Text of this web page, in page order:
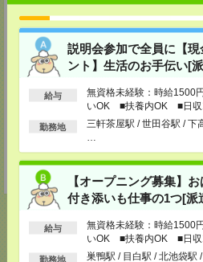
説明会参加で全員に【
ント】生活のお手伝い[
給与
無資格未経験：時給
いOK ■扶養内OK ■日収
以上
勤務地
三軒茶屋駅 / 世田谷駅 / 下
【オープニング募集】
付き添いも仕事の1つ[派
給与
無資格未経験：時給
いOK ■扶養内OK ■日収
以上
勤務地 巣鴨駅 / 目白駅 / 北池袋駅 /
宇都宮支社
〒320-0811 栃木県宇都宮市大通り1-2-
TEL：0120-921-871
MAIL： worker@nissonet.co.jp
担当：採用担当者
受付可能日時：9:30-19:00 ※電話受付時
高崎支社
埼玉県さいたま市大宮区仲町2-23-2 大宮
支社内）
TEL：0120-921-871
担当：採用担当者
受付可能日時：9:30-19:00 ※電話受付時
応募ペー